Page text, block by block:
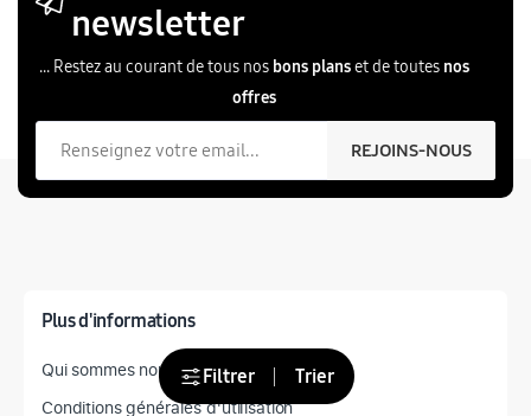
Filtrer Trier
newsletter
... Restez au courant de tous nos bons planset de toutes nos
offres
REJOINS-NOUS
Plus d'informations
Qui sommes nous?
Conditions générales d'utilisation